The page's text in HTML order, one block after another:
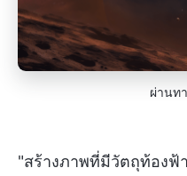
ผ่านท
"สร้างภาพที่มีวัตถุท้องฟ้